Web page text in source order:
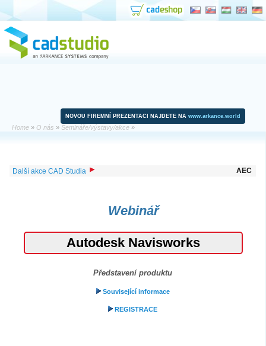
NOVOU FIREMNÍ PREZENTACI NAJDETE NA www.arkance.world
Home » O nás » Semináře/výstavy/akce »
Další akce CAD Studia AEC
Webinář
Autodesk Navisworks
Představení produktu
Související informace
REGISTRACE